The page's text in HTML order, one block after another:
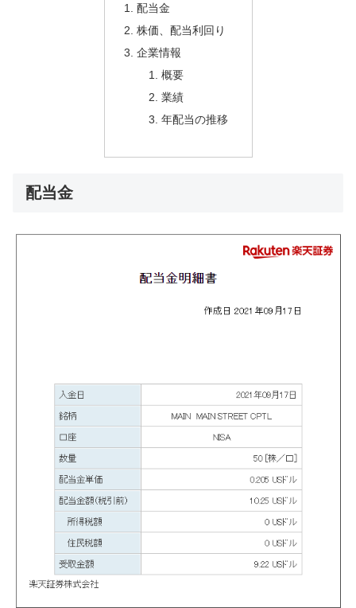
配当金
株価、配当利回り
企業情報
概要
業績
年配当の推移
配当金